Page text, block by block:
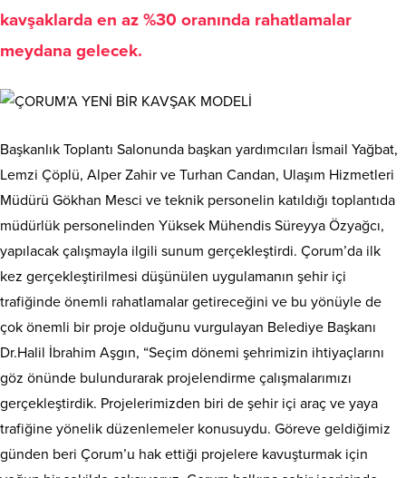
kavşaklarda en az %30 oranında rahatlamalar
meydana gelecek.
Başkanlık Toplantı Salonunda başkan yardımcıları İsmail Yağbat,
Lemzi Çöplü, Alper Zahir ve Turhan Candan, Ulaşım Hizmetleri
Müdürü Gökhan Mesci ve teknik personelin katıldığı toplantıda
müdürlük personelinden Yüksek Mühendis Süreyya Özyağcı,
yapılacak çalışmayla ilgili sunum gerçekleştirdi. Çorum’da ilk
kez gerçekleştirilmesi düşünülen uygulamanın şehir içi
trafiğinde önemli rahatlamalar getireceğini ve bu yönüyle de
çok önemli bir proje olduğunu vurgulayan Belediye Başkanı
Dr.Halil İbrahim Aşgın, “Seçim dönemi şehrimizin ihtiyaçlarını
göz önünde bulundurarak projelendirme çalışmalarımızı
gerçekleştirdik. Projelerimizden biri de şehir içi araç ve yaya
trafiğine yönelik düzenlemeler konusuydu. Göreve geldiğimiz
günden beri Çorum’u hak ettiği projelere kavuşturmak için